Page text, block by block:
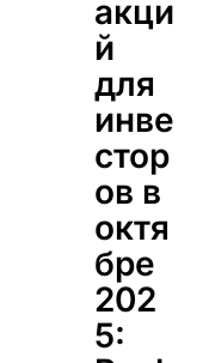
акци
й
для
инве
стор
ов в
октя
бре
202
5: